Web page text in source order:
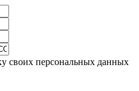
своих персональных данных